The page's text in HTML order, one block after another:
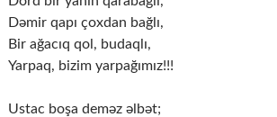
Dəmir qapı çoxdan bağlı,
Bir ağacıq qol, budaqlı,
Yarpaq, bizim yarpağımız!!!
Ustac boşa deməz əlbət;